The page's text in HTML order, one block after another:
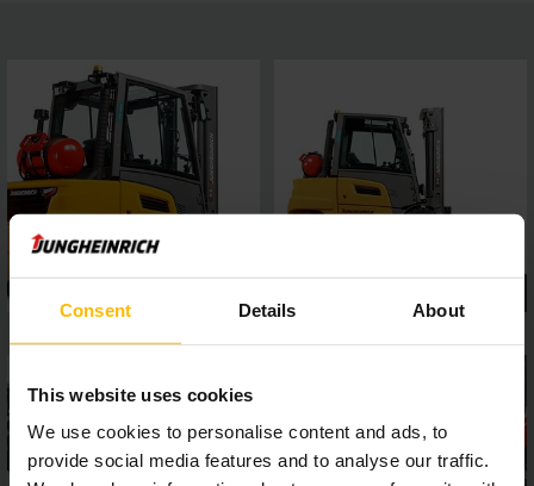
Consent Details About
This website uses cookies
We use cookies to personalise content and ads, to
provide social media features and to analyse our traffic.
programami jazdy a asistenčné systémy, ktoré možno
jednoducho pripojiť cez rozhranie, umožňujú flexibilné
prispôsobenie požiadavkám rôznych typov použitia, zatiaľ čo
panoramatická strecha zabezpečuje výborný výhľad z vozíka.
Takto sa zaručí bezpečná a presná práca v každej situácii.